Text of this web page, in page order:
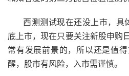
西测测试现在还没上市，具
底上市，现在只要关注新股申购
常有发展前景的，所以还是值
醒，股市有风险，入市需谨慎。